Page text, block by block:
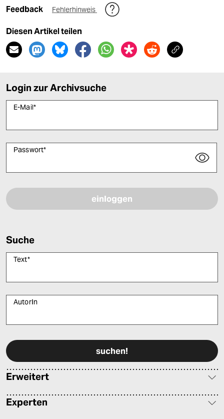
Feedback Fehlerhinweis
Diesen Artikel teilen
Login zur Archivsuche
E-Mail*
Passwort*
Suche
Text*
AutorIn
Erweitert
Experten